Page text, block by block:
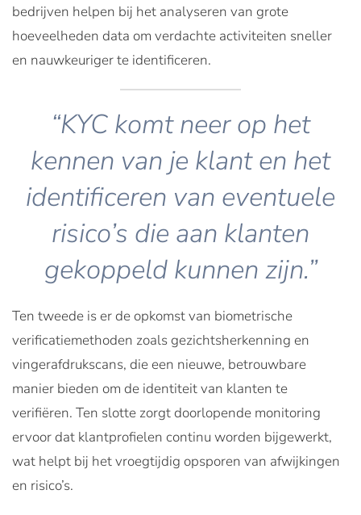
bedrijven helpen bij het analyseren van grote
hoeveelheden data om verdachte activiteiten sneller
en nauwkeuriger te identificeren.
“KYC komt neer op het
kennen van je klant en het
identificeren van eventuele
risico’s die aan klanten
gekoppeld kunnen zijn.”
Ten tweede is er de opkomst van biometrische
verificatiemethoden zoals gezichtsherkenning en
vingerafdrukscans, die een nieuwe, betrouwbare
manier bieden om de identiteit van klanten te
verifiëren. Ten slotte zorgt doorlopende monitoring
ervoor dat klantprofielen continu worden bijgewerkt,
wat helpt bij het vroegtijdig opsporen van afwijkingen
en risico’s.